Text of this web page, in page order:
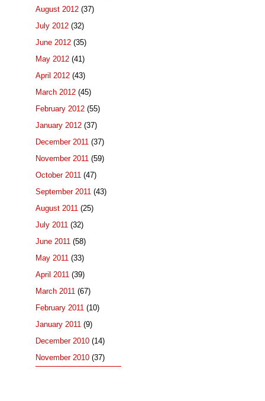
August 2012 (37)
July 2012 (32)
June 2012 (35)
May 2012 (41)
April 2012 (43)
March 2012 (45)
February 2012 (55)
January 2012 (37)
December 2011 (37)
November 2011 (59)
October 2011 (47)
September 2011 (43)
August 2011 (25)
July 2011 (32)
June 2011 (58)
May 2011 (33)
April 2011 (39)
March 2011 (67)
February 2011 (10)
January 2011 (9)
December 2010 (14)
November 2010 (37)